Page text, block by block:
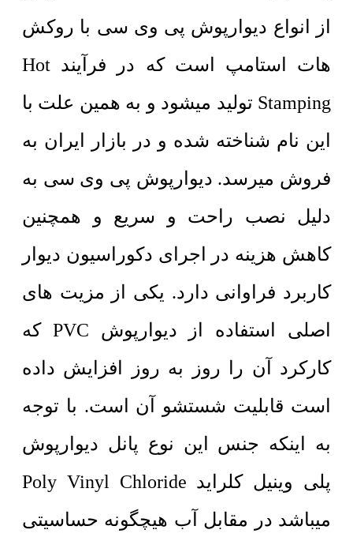
از انواع دیوارپوش پی وی سی با روکش
هات استامپ است که در فرآیند Hot
Stamping تولید میشود و به همین علت با
این نام شناخته شده و در بازار ایران به
فروش میرسد. دیوارپوش پی وی سی به
دلیل نصب راحت و سریع و همچنین
کاهش هزینه در اجرای دکوراسیون دیوار
کاربرد فراوانی دارد. یکی از مزیت های
اصلی استفاده از دیوارپوش PVC که
کارکرد آن را روز به روز افزایش داده
است قابلیت شستشو آن است. با توجه
به اینکه جنس این نوع پانل دیوارپوش
پلی وینیل کلراید Poly Vinyl Chloride
میباشد در مقابل آب هیچگونه حساسیتی